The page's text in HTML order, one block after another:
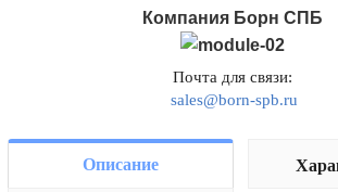
Компания Борн СПБ
Почта для связи:
sales@born-spb.ru
Описание